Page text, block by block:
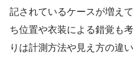
記されているケースが増え
ち位置や衣装による錯覚も
りは計測方法や見え方の違